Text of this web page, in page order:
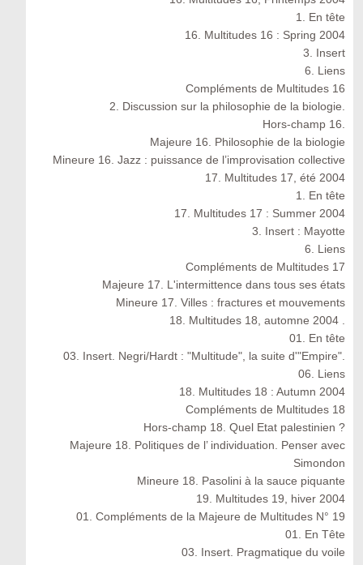
1. En tête
16. Multitudes 16 : Spring 2004
3. Insert
6. Liens
Compléments de Multitudes 16
2. Discussion sur la philosophie de la biologie.
Hors-champ 16.
Majeure 16. Philosophie de la biologie
Mineure 16. Jazz : puissance de l’improvisation collective
17. Multitudes 17, été 2004
1. En tête
17. Multitudes 17 : Summer 2004
3. Insert : Mayotte
6. Liens
Compléments de Multitudes 17
Majeure 17. L'intermittence dans tous ses états
Mineure 17. Villes : fractures et mouvements
18. Multitudes 18, automne 2004 .
01. En tête
03. Insert. Negri/Hardt : "Multitude", la suite d'"Empire".
06. Liens
18. Multitudes 18 : Autumn 2004
Compléments de Multitudes 18
Hors-champ 18. Quel Etat palestinien ?
Majeure 18. Politiques de l’ individuation. Penser avec
Simondon
Mineure 18. Pasolini à la sauce piquante
19. Multitudes 19, hiver 2004
01. Compléments de la Majeure de Multitudes N° 19
01. En Tête
03. Insert. Pragmatique du voile